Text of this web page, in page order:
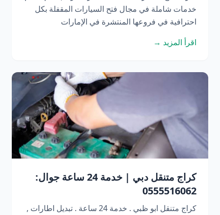
خدمات شاملة في مجال فتح السيارات المقفلة بكل
احترافية في فروعها المنتشرة في الإمارات
اقرأ المزيد →
كراج متنقل دبي | خدمة 24 ساعة جوال:
0555516062
كراج متنقل ابو ظبي . خدمة 24 ساعة . تبديل اطارات ,